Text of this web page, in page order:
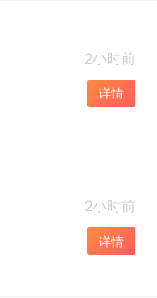
2小时前
详情
2小时前
详情